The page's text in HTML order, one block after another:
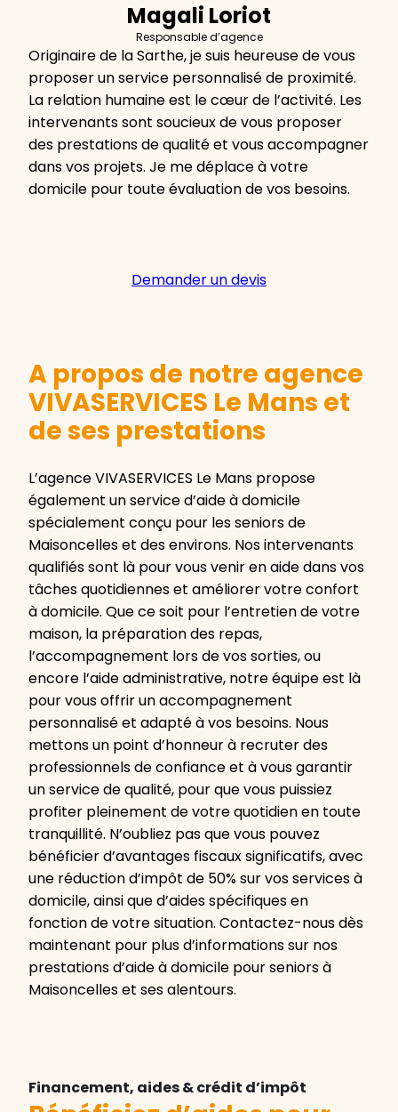
Magali Loriot
Responsable d’agence
Originaire de la Sarthe, je suis heureuse de vous
proposer un service personnalisé de proximité.
La relation humaine est le cœur de l’activité. Les
intervenants sont soucieux de vous proposer
des prestations de qualité et vous accompagner
dans vos projets. Je me déplace à votre
domicile pour toute évaluation de vos besoins.
Demander un devis
A propos de notre agence
VIVASERVICES Le Mans et
de ses prestations
L’agence VIVASERVICES Le Mans propose
également un service d’aide à domicile
spécialement conçu pour les seniors de
Maisoncelles et des environs. Nos intervenants
qualifiés sont là pour vous venir en aide dans vos
tâches quotidiennes et améliorer votre confort
à domicile. Que ce soit pour l’entretien de votre
maison, la préparation des repas,
l’accompagnement lors de vos sorties, ou
encore l’aide administrative, notre équipe est là
pour vous offrir un accompagnement
personnalisé et adapté à vos besoins. Nous
mettons un point d’honneur à recruter des
professionnels de confiance et à vous garantir
un service de qualité, pour que vous puissiez
profiter pleinement de votre quotidien en toute
tranquillité. N’oubliez pas que vous pouvez
bénéficier d’avantages fiscaux significatifs, avec
une réduction d’impôt de 50% sur vos services à
domicile, ainsi que d’aides spécifiques en
fonction de votre situation. Contactez-nous dès
maintenant pour plus d’informations sur nos
prestations d’aide à domicile pour seniors à
Maisoncelles et ses alentours.
Financement, aides & crédit d’impôt